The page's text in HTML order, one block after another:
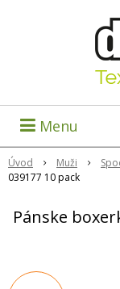
Menu
Úvod Muži
039177 10 pack
Pánske